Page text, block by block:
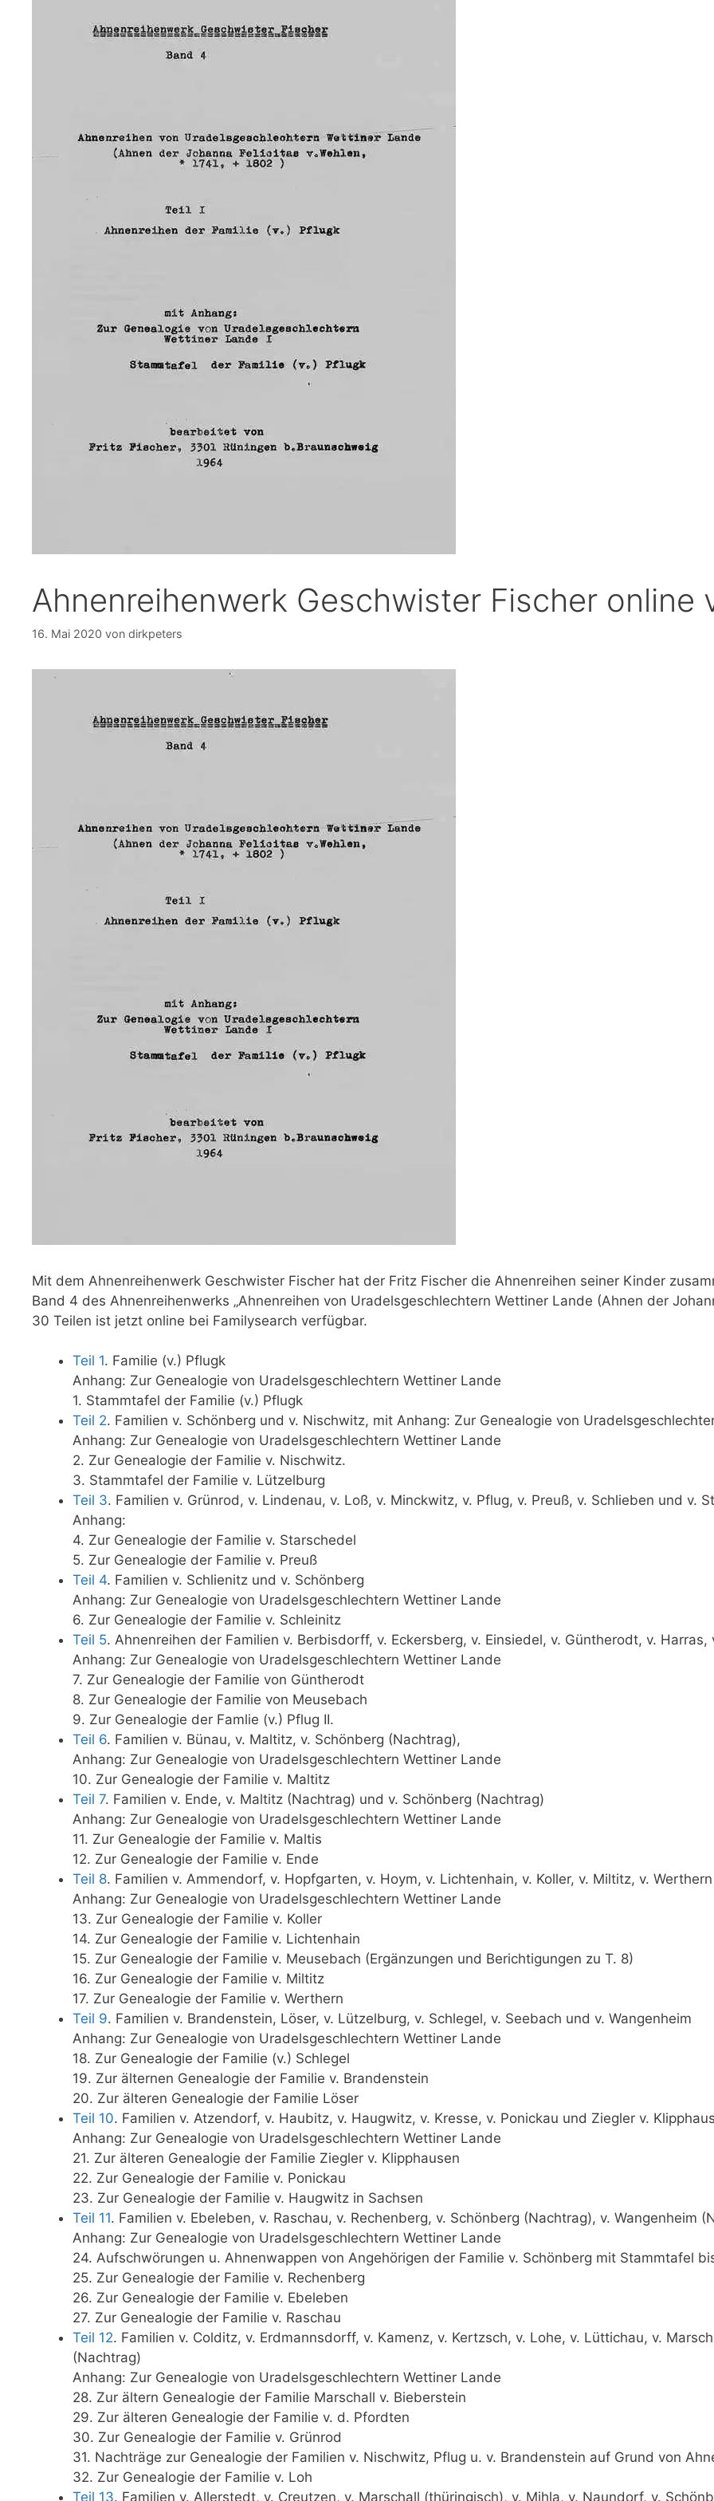
Ahnenreihenwerk Geschwister Fischer online
16. Mai 2020 von dirkpeters
Mit dem Ahnenreihenwerk Geschwister Fischer hat der Fritz Fischer die Ahnenreihen seiner Kinder
Band 4 des Ahnenreihenwerks „Ahnenreihen von Uradelsgeschlechtern Wettiner Lande (Ahnen der
30 Teilen ist jetzt online bei Familysearch verfügbar.
Teil 1. Familie (v.) Pflugk
Anhang: Zur Genealogie von Uradelsgeschlechtern Wettiner Lande
1. Stammtafel der Familie (v.) Pflugk
Teil 2. Familien v. Schönberg und v. Nischwitz, mit Anhang: Zur Genealogie von
Anhang: Zur Genealogie von Uradelsgeschlechtern Wettiner Lande
2. Zur Genealogie der Familie v. Nischwitz.
3. Stammtafel der Familie v. Lützelburg
Teil 3. Familien v. Grünrod, v. Lindenau, v. Loß, v. Minckwitz, v. Pflug, v. Preuß, v. Schlieben und v.
Anhang:
4. Zur Genealogie der Familie v. Starschedel
5. Zur Genealogie der Familie v. Preuß
Teil 4. Familien v. Schlienitz und v. Schönberg
Anhang: Zur Genealogie von Uradelsgeschlechtern Wettiner Lande
6. Zur Genealogie der Familie v. Schleinitz
Teil 5. Ahnenreihen der Familien v. Berbisdorff, v. Eckersberg, v. Einsiedel, v. Güntherodt, v.
Anhang: Zur Genealogie von Uradelsgeschlechtern Wettiner Lande
7. Zur Genealogie der Familie von Güntherodt
8. Zur Genealogie der Familie von Meusebach
9. Zur Genealogie der Famlie (v.) Pflug II.
Teil 6. Familien v. Bünau, v. Maltitz, v. Schönberg (Nachtrag),
Anhang: Zur Genealogie von Uradelsgeschlechtern Wettiner Lande
10. Zur Genealogie der Familie v. Maltitz
Teil 7. Familien v. Ende, v. Maltitz (Nachtrag) und v. Schönberg (Nachtrag)
Anhang: Zur Genealogie von Uradelsgeschlechtern Wettiner Lande
11. Zur Genealogie der Familie v. Maltis
12. Zur Genealogie der Familie v. Ende
Teil 8. Familien v. Ammendorf, v. Hopfgarten, v. Hoym, v. Lichtenhain, v. Koller, v. Miltitz, v. Werthern
Anhang: Zur Genealogie von Uradelsgeschlechtern Wettiner Lande
13. Zur Genealogie der Familie v. Koller
14. Zur Genealogie der Familie v. Lichtenhain
15. Zur Genealogie der Familie v. Meusebach (Ergänzungen und Berichtigungen zu T. 8)
16. Zur Genealogie der Familie v. Miltitz
17. Zur Genealogie der Familie v. Werthern
Teil 9. Familien v. Brandenstein, Löser, v. Lützelburg, v. Schlegel, v. Seebach und v. Wangenheim
Anhang: Zur Genealogie von Uradelsgeschlechtern Wettiner Lande
18. Zur Genealogie der Familie (v.) Schlegel
19. Zur älternen Genealogie der Familie v. Brandenstein
20. Zur älteren Genealogie der Familie Löser
Teil 10. Familien v. Atzendorf, v. Haubitz, v. Haugwitz, v. Kresse, v. Ponickau und Ziegler v.
Anhang: Zur Genealogie von Uradelsgeschlechtern Wettiner Lande
21. Zur älteren Genealogie der Familie Ziegler v. Klipphausen
22. Zur Genealogie der Familie v. Ponickau
23. Zur Genealogie der Familie v. Haugwitz in Sachsen
Teil 11. Familien v. Ebeleben, v. Raschau, v. Rechenberg, v. Schönberg (Nachtrag), v. Wangenheim
Anhang: Zur Genealogie von Uradelsgeschlechtern Wettiner Lande
24. Aufschwörungen u. Ahnenwappen von Angehörigen der Familie v. Schönberg mit Stammtafel
25. Zur Genealogie der Familie v. Rechenberg
26. Zur Genealogie der Familie v. Ebeleben
27. Zur Genealogie der Familie v. Raschau
Teil 12. Familien v. Colditz, v. Erdmannsdorff, v. Kamenz, v. Kertzsch, v. Lohe, v. Lüttichau, v.
(Nachtrag)
Anhang: Zur Genealogie von Uradelsgeschlechtern Wettiner Lande
28. Zur ältern Genealogie der Familie Marschall v. Bieberstein
29. Zur älteren Genealogie der Familie v. d. Pfordten
30. Zur Genealogie der Familie v. Grünrod
31. Nachträge zur Genealogie der Familien v. Nischwitz, Pflug u. v. Brandenstein auf Grund von
32. Zur Genealogie der Familie v. Loh
Teil 13. Familien v. Allerstedt, v. Creutzen, v. Marschall (thüringisch), v. Mihla, v. Naundorf, v.